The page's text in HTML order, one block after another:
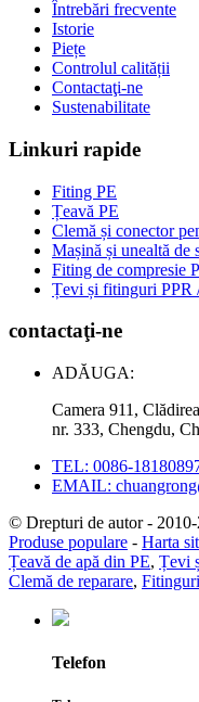
Întrebări frecvente
Istorie
Piețe
Controlul calității
Contactaţi-ne
Sustenabilitate
Linkuri rapide
Fiting PE
Țeavă PE
Clemă și conector
Mașină și unealtă de
Fiting de compresie
Țevi și fitinguri PPR
contactaţi-ne
ADĂUGA:
Camera 911,
nr. 333, Chengdu,
TEL: 0086-
EMAIL:
© Drepturi de autor - 2010-
Produse populare - Harta
Țeavă de apă din PE, Țevi
Clemă de reparare,
Telefon